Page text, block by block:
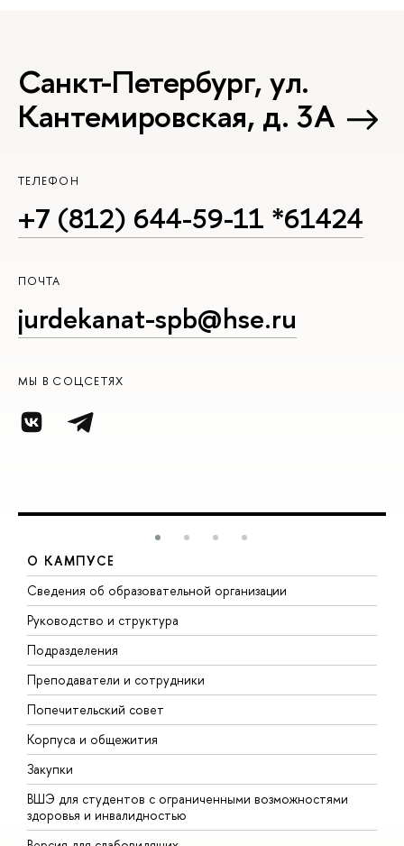
Санкт-Петербург, ул.
Кантемировская, д. 3А
ТЕЛЕФОН
+7 (812) 644-59-11 *61424
ПОЧТА
jurdekanat-spb@hse.ru
МЫ В СОЦСЕТЯХ
О КАМПУСЕ
Сведения об образовательной организации
Руководство и структура
Подразделения
Преподаватели и сотрудники
Попечительский совет
Корпуса и общежития
Закупки
ВШЭ для студентов с ограниченными возможностями
здоровья и инвалидностью